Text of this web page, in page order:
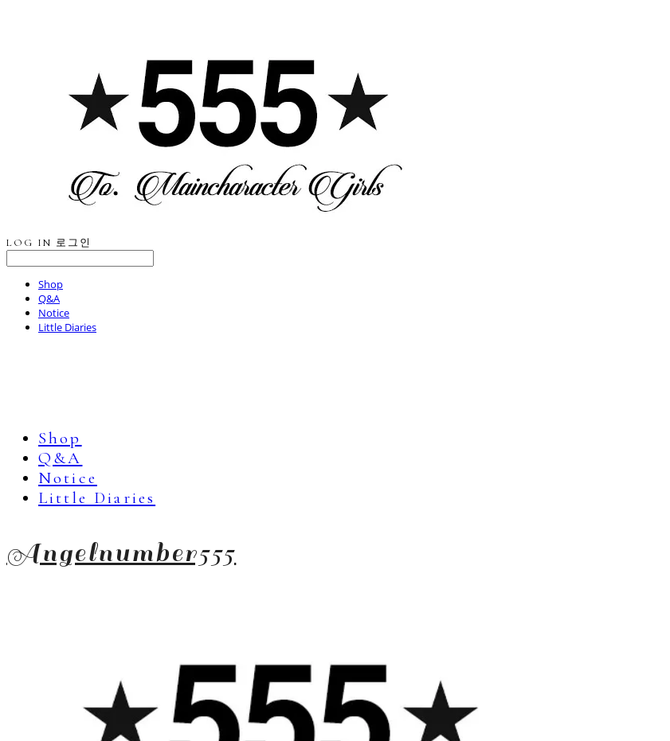
LOG IN 로그인
Shop
Q&A
Notice
Little Diaries
Shop
Q&A
Notice
Little Diaries
Angelnumber555